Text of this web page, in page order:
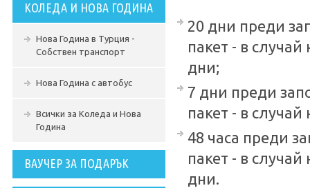
КОЛЕДА И НОВА ГОДИНА
Нова Година в Турция -
Собствен транспорт
Нова Година с автобус
Всички за Коледа и Нова
Година
ВАУЧЕР ЗА ПОДАРЪК
20 дни преди
пакет - в
дни;
7 дни преди
пакет - в
48 часа преди
пакет - в
дни.